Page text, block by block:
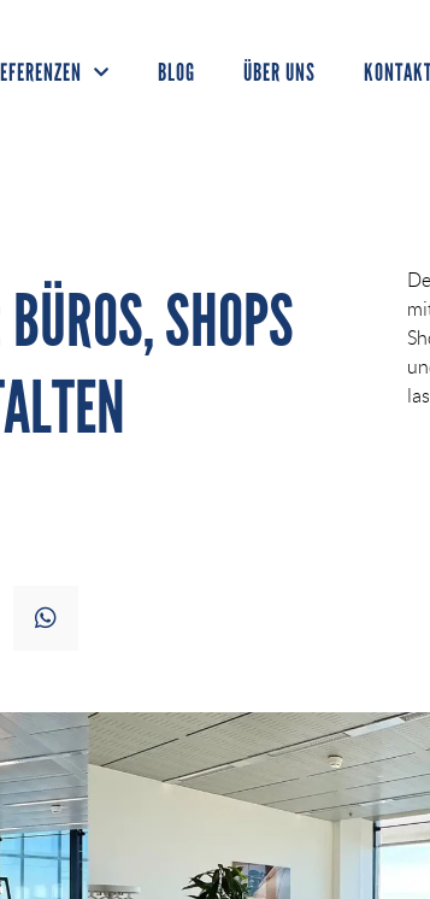
BLOG ÜBER UNS
SHOPS